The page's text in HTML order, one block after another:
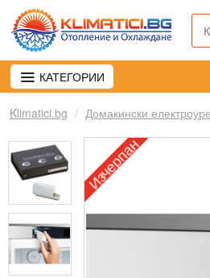
КАТЕГОРИИ
Klimatici.bg Домакински
Изчерпан